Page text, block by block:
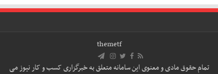
themetf
تمام حقوق مادی و معنوی این سامانه متعلق به خبرگزاری کسب و کار نیوز می